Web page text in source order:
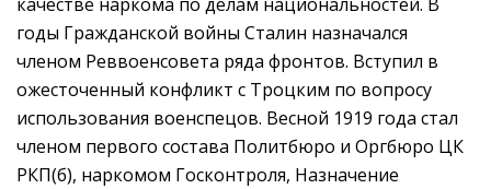
годы Гражданской войны Сталин назначался
членом Реввоенсовета ряда фронтов. Вступил в
ожесточенный конфликт с Троцким по вопросу
использования военспецов. Весной 1919 года стал
членом первого состава Политбюро и Оргбюро ЦК
РКП(б), наркомом Госконтроля, Назначение